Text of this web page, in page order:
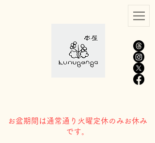
​お盆期間は通常通り火曜定休のみお休み
です。